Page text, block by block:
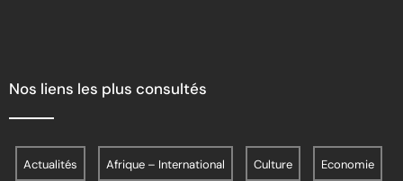
Nos liens les plus consultés
Actualités Afrique – International Culture Economie